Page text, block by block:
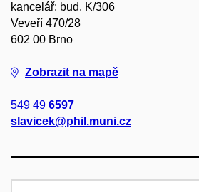
kancelář: bud. K/306
Veveří 470/28
602 00 Brno
Zobrazit na mapě
549 49 6597
slavicek@phil.muni.cz